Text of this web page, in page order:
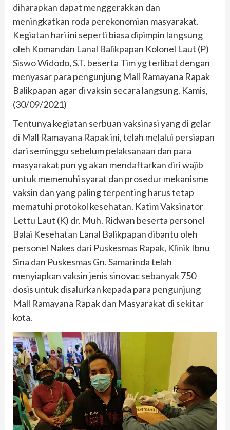
diharapkan dapat menggerakkan dan
meningkatkan roda perekonomian masyarakat.
Kegiatan hari ini seperti biasa dipimpin langsung
oleh Komandan Lanal Balikpapan Kolonel Laut (P)
Siswo Widodo, S.T. beserta Tim yg terlibat dengan
menyasar para pengunjung Mall Ramayana Rapak
Balikpapan agar di vaksin secara langsung. Kamis,
(30/09/2021)
Tentunya kegiatan serbuan vaksinasi yang di gelar
di Mall Ramayana Rapak ini, telah melalui persiapan
dari seminggu sebelum pelaksanaan dan para
masyarakat pun yg akan mendaftarkan diri wajib
untuk memenuhi syarat dan prosedur mekanisme
vaksin dan yang paling terpenting harus tetap
mematuhi protokol kesehatan. Katim Vaksinator
Lettu Laut (K) dr. Muh. Ridwan beserta personel
Balai Kesehatan Lanal Balikpapan dibantu oleh
personel Nakes dari Puskesmas Rapak, Klinik Ibnu
Sina dan Puskesmas Gn. Samarinda telah
menyiapkan vaksin jenis sinovac sebanyak 750
dosis untuk disalurkan kepada para pengunjung
Mall Ramayana Rapak dan Masyarakat di sekitar
kota.